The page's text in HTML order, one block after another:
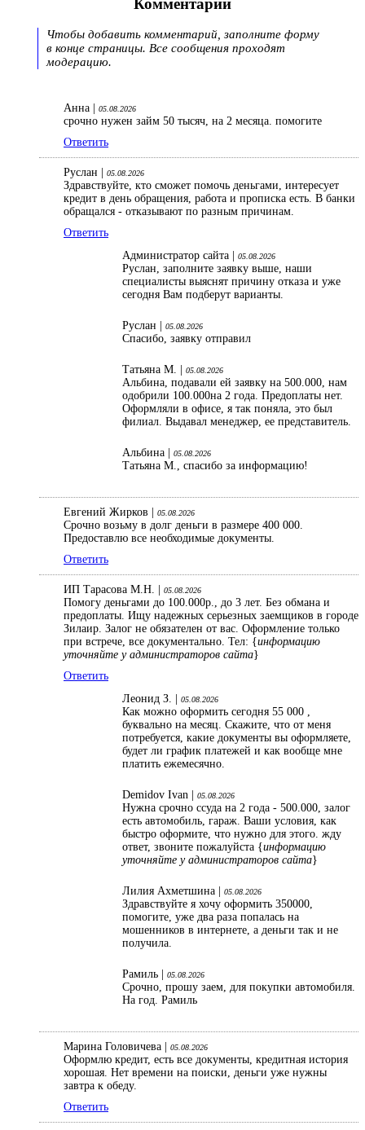
Чтобы добавить комментарий, заполните форму
в конце страницы. Все сообщения проходят
модерацию.
Анна | 05.08.2026
срочно нужен займ 50 тысяч, на 2 месяца. помогите
Ответить
Руслан | 05.08.2026
Здравствуйте, кто сможет помочь деньгами, интересует
кредит в день обращения, работа и прописка есть. В банки
обращался - отказывают по разным причинам.
Ответить
Администратор сайта |
05.08.2026
Руслан, заполните заявку выше, наши
специалисты выяснят причину отказа и уже
сегодня Вам подберут варианты.
Руслан | 05.08.2026
Спасибо, заявку отправил
Татьяна М. | 05.08.2026
Альбина, подавали ей заявку на 500.000, нам
одобрили 100.000на 2 года. Предоплаты нет.
Оформляли в офисе, я так поняла, это был
филиал. Выдавал менеджер, ее представитель.
Альбина | 05.08.2026
Татьяна М., спасибо за информацию!
Евгений Жирков | 05.08.2026
Срочно возьму в долг деньги в размере 400 000.
Предоставлю все необходимые документы.
Ответить
ИП Тарасова М.Н. | 05.08.2026
Помогу деньгами до 100.000р., до 3 лет. Без обмана и
предоплаты. Ищу надежных серьезных заемщиков в городе
Зилаир. Залог не обязателен от вас. Оформление только
при встрече, все документально. Тел: {информацию
уточняйте у администраторов сайта}
Ответить
Леонид З. |
05.08.2026
Как можно оформить сегодня 55 000 ,
буквально на месяц. Скажите, что от меня
потребуется, какие документы вы оформляете,
будет ли график платежей и как вообще мне
платить ежемесячно.
Demidov Ivan | 05.08.2026
Нужна срочно ссуда на 2 года - 500.000, залог
есть автомобиль, гараж. Ваши условия, как
быстро оформите, что нужно для этого. жду
ответ, звоните пожалуйста {информацию
уточняйте у администраторов сайта}
Лилия Ахметшина | 05.08.2026
Здравствуйте я хочу оформить 350000,
помогите, уже два раза попалась на
мошенников в интернете, а деньги так и не
получила.
Рамиль | 05.08.2026
Срочно, прошу заем, для покупки автомобиля.
На год. Рамиль
Марина Головичева | 05.08.2026
Оформлю кредит, есть все документы, кредитная история
хорошая. Нет времени на поиски, деньги уже нужны
завтра к обеду.
Ответить